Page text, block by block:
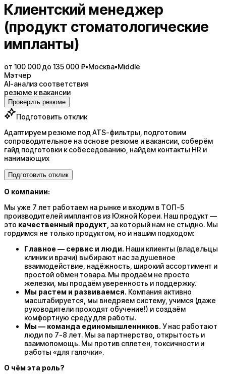
Клиентский менеджер
(продукт стоматологические
импланты)
от 100 000 до 135 000 ₽•Москва•Middle
Мэтчер
AI-анализ соответствия
резюме к вакансии
Проверить резюме
Подготовить отклик
Адаптируем резюме под ATS-фильтры, подготовим
сопроводительное на основе резюме и вакансии, соберём
гайд подготовки к собеседованию, найдём контакты HR и
нанимающих
Подготовить отклик
О компании:
Мы уже 7 лет работаем на рынке и входим в ТОП-5
производителей имплантов из Южной Кореи. Наш продукт —
это качественный продукт, за который нам не стыдно. Мы
гордимся не только продуктом, но и нашим подходом:
Главное — сервис и люди. Наши клиенты (владельцы
клиник и врачи) выбирают нас за душевное
взаимодействие, надёжность, широкий ассортимент и
простой обмен товара. Мы продаём не просто
железки, мы продаём уверенность и поддержку.
Мы растем и развиваемся. Компания активно
масштабируется, мы внедряем систему, учимся (даже
руководители проходят обучение!) и создаём
комфортную среду для работы.
Мы — команда единомышленников. У нас работают
люди по 7-8 лет. Мы за партнерство, открытость и
взаимопомощь. Мы против сплетен, токсичности и
работы «для галочки».
О чём эта роль?